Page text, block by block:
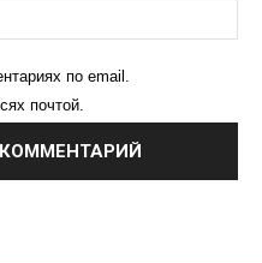
по email.
почтой.